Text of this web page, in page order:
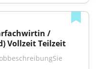
/
Vollzeit Teilzeit